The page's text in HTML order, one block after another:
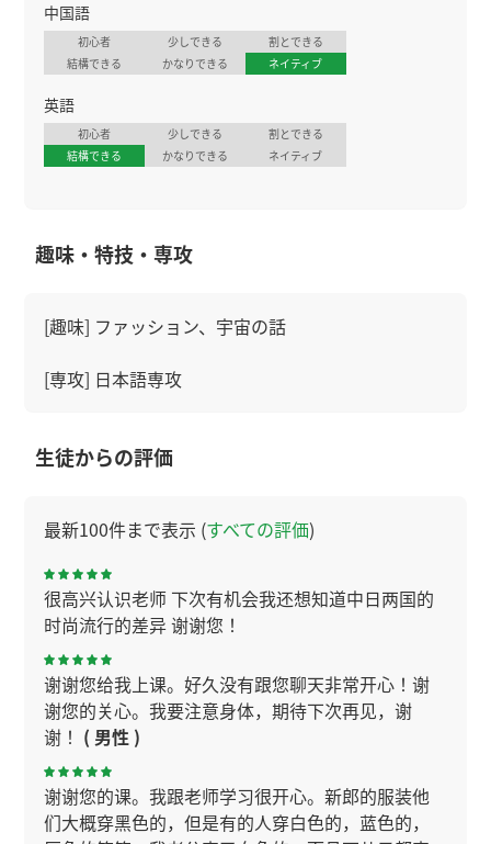
中国語
初心者 少しできる
割とできる
結構できる
かなりできる ネイティブ
英語
初心者 少しできる
割とできる
結構できる
かなりできる ネイティブ
趣味・特技・専攻
[趣味] ファッション、宇宙の話
[専攻] 日本語専攻
生徒からの評価
最新100件まで表示 (すべての評価)
很高兴认识老师 下次有机会我还想知道中日两国的
时尚流行的差异 谢谢您！
谢谢您给我上课。好久没有跟您聊天非常开心！谢
谢您的关心。我要注意身体，期待下次再见，谢
谢！ ( 男性 )
谢谢您的课。我跟老师学习很开心。新郎的服装他
们大概穿黑色的，但是有的人穿白色的，蓝色的，